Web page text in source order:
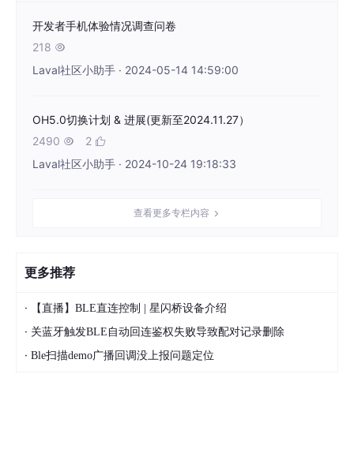
开发者手机体验情况调查问卷
218 
Laval社区小助手 · 2024-05-14 14:59:00
OH5.0切换计划 & 进展(更新至2024.11.27）
2490  2 
Laval社区小助手 · 2024-10-24 19:18:33
查看更多专栏内容
更多推荐
· 【直播】BLE直连控制 | 星闪桥设备介绍
· 关蓝牙触发BLE自动回连鉴权失败导致配对记录删除
· Ble扫描demo广播回调没上报问题定位